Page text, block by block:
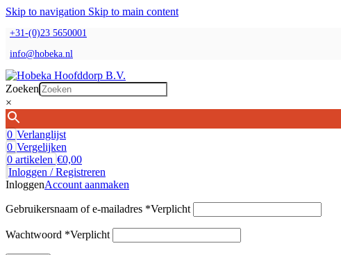
Skip to navigation Skip to main content
+31-(0)23 5650001
info@hobeka.nl
Zoeken
×
0 Verlanglijst
0 Vergelijken
0 artikelen €0,00
Inloggen / Registreren
InloggenAccount aanmaken
Gebruikersnaam of e-mailadres *Verplicht
Wachtwoord *Verplicht